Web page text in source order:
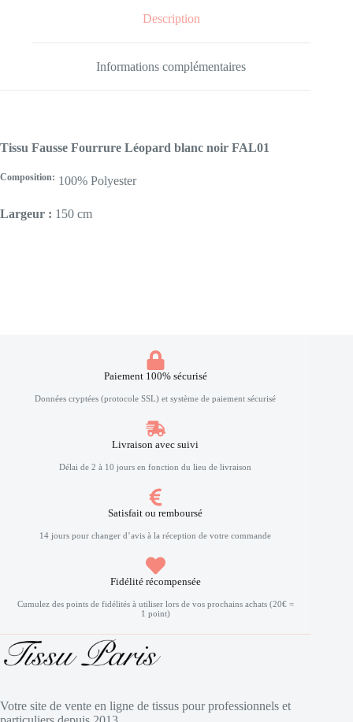
Description
Informations complémentaires
Tissu Fausse Fourrure Léopard blanc noir FAL01
Composition: 100% Polyester
Largeur : 150 cm
Paiement 100% sécurisé
Données cryptées (protocole SSL) et système de paiement sécurisé
Livraison avec suivi
Délai de 2 à 10 jours en fonction du lieu de livraison
Satisfait ou remboursé
14 jours pour changer d’avis à la réception de votre commande
Fidélité récompensée
Cumulez des points de fidélités à utiliser lors de vos prochains achats (20€ =
1 point)
Votre site de vente en ligne de tissus pour professionnels et